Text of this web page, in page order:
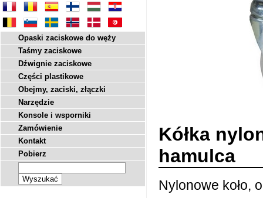
Kółka
hamulca
Nylonowe koło,
Opaski zaciskowe do węży
Taśmy zaciskowe
Dźwignie zaciskowe
Części plastikowe
Obejmy, zaciski, złączki
Narzędzie
Konsole i wsporniki
Zamówienie
Kontakt
Pobierz